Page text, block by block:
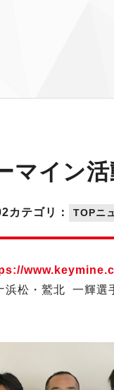
マイン
カテゴリ： TOPニ
浜松・鷲北 一輝選